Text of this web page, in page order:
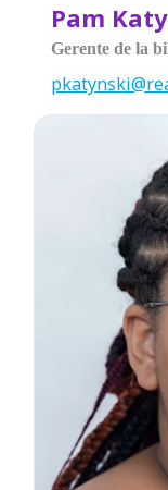
Pam
Gerente de la